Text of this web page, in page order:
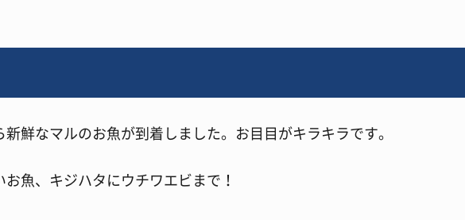
鮮なマルのお魚が到着しました。お目目がキラキラです。
お魚、キジハタにウチワエビまで！